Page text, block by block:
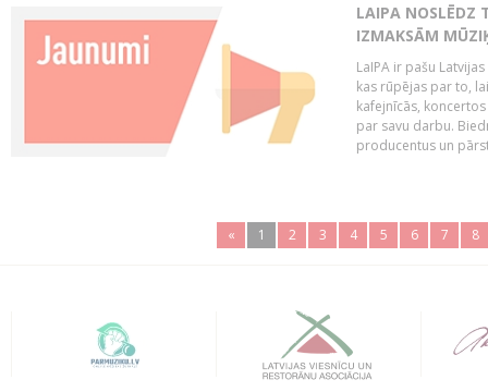
LAIPA NOSLĒDZ
IZMAKSĀM
LaIPA ir pašu
kas rūpējas par to,
kafejnīcās,
par savu darbu.
producentus un
« 1 2 3 4 5 6 7 8